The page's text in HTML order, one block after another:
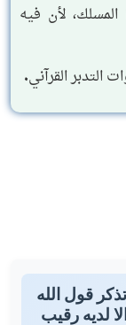
لأن فيه
التدبر القرآني.
قول الله
لديه رقيب